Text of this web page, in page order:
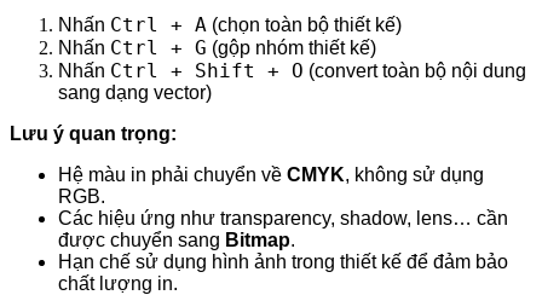
Nhấn Ctrl + A (chọn toàn bộ thiết kế)
Nhấn Ctrl + G (gộp nhóm thiết kế)
Nhấn Ctrl + Shift + O (convert toàn bộ nội dung
sang dạng vector)
Lưu ý quan trọng:
Hệ màu in phải chuyển về CMYK, không sử dụng
RGB.
Các hiệu ứng như transparency, shadow, lens… cần
được chuyển sang Bitmap.
Hạn chế sử dụng hình ảnh trong thiết kế để đảm bảo
chất lượng in.